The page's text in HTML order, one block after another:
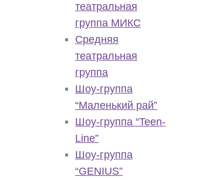
театральная
группа МИКС
Средняя
театральная
группа
Шоу-группа
“Маленький рай”
Шоу-группа “Teen-
Line”
Шоу-группа
“GENIUS”